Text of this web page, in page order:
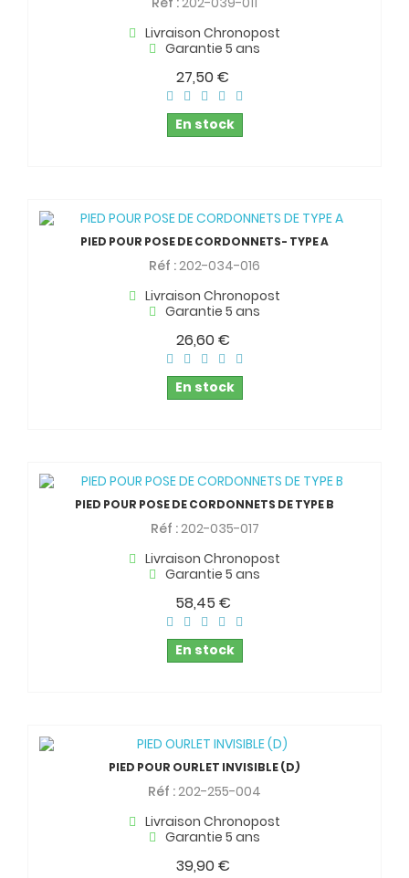
Livraison Chronopost
Garantie 5 ans
27,50 €
En stock
PIED POUR POSE DE CORDONNETS- TYPE A
Réf :202-034-016
Livraison Chronopost
Garantie 5 ans
26,60 €
En stock
PIED POUR POSE DE CORDONNETS DE TYPE B
Réf :202-035-017
Livraison Chronopost
Garantie 5 ans
58,45 €
En stock
PIED POUR OURLET INVISIBLE (D)
Réf :202-255-004
Livraison Chronopost
Garantie 5 ans
39,90 €